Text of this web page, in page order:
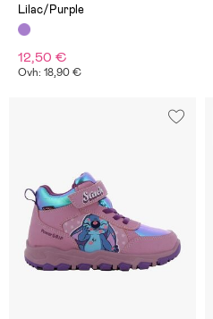
Lilac/Purple
12,50 €
Ovh: 18,90 €